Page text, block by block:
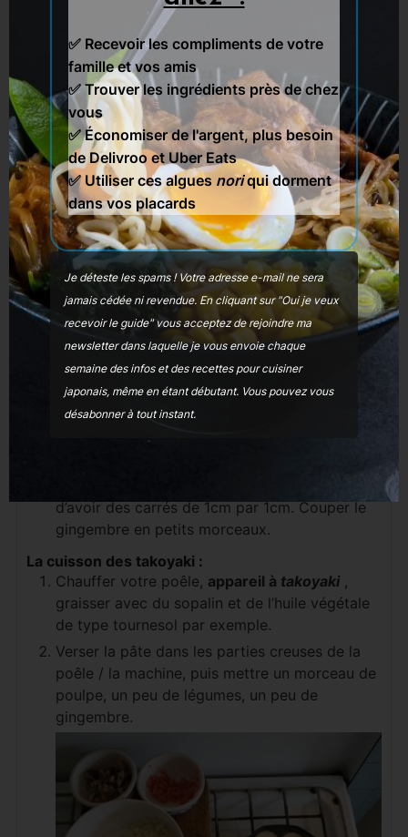
dans votre pâte, il faudra continuer à fouetter
pour les casser. J’avoue que n’ayant pas de
robot, j’ai tendance à faire à la main et au
fouet. Après si vous avez un batteur
électrique, vous avez le droit aussi.
Une fois votre pâte prête, couper vos légumes
le plus fin possible. Couper les tentacules de
d’avoir des carrés de 1cm par 1cm. Couper le
gingembre en petits morceaux.
La cuisson des takoyaki :
Chauffer votre poêle, appareil à takoyaki,
graisser avec du sopalin et de l’huile végétale
de type tournesol par exemple.
Verser la pâte dans les parties creuses de la
poêle / la machine, puis mettre un morceau de
poulpe, un peu de légumes, un peu de
gingembre.
✅ Recevoir les compliments de votre
famille et vos amis
✅Trouver les ingrédients près de chez
vous
✅ Économiser de l'argent, plus besoin
de Delivroo et Uber Eats
✅ Utiliser ces algues noriqui dorment
dans vos placards
Je déteste les spams ! Votre adresse e-mail ne sera
jamais cédée ni revendue. En cliquant sur "Oui je veux
recevoir le guide" vous acceptez de rejoindre ma
newsletter dans laquelle je vous envoie chaque
semaine des infos et des recettes pour cuisiner
japonais, même en étant débutant. Vous pouvez vous
désabonner à tout instant.